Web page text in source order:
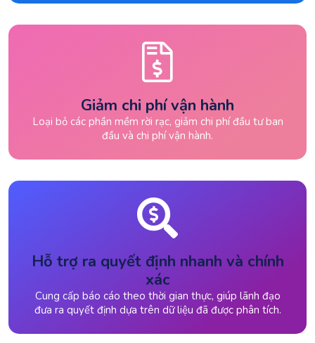
Giảm chi phí vận hành
Loại bỏ các phần mềm rời rạc, giảm chi phí đầu tư ban
đầu và chi phí vận hành.
Hỗ trợ ra quyết định nhanh và chính
xác
Cung cấp báo cáo theo thời gian thực, giúp lãnh đạo
đưa ra quyết định dựa trên dữ liệu đã được phân tích.